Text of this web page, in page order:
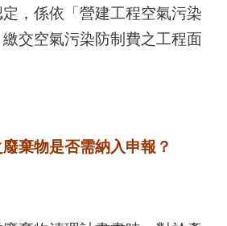
，係依「營建工程空氣污染
交空氣污染防制費之工程面
棄物是否需納入申報？